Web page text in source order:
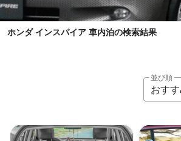
ホンダ インスパイア 車内泊の検索結果
並び順
おす